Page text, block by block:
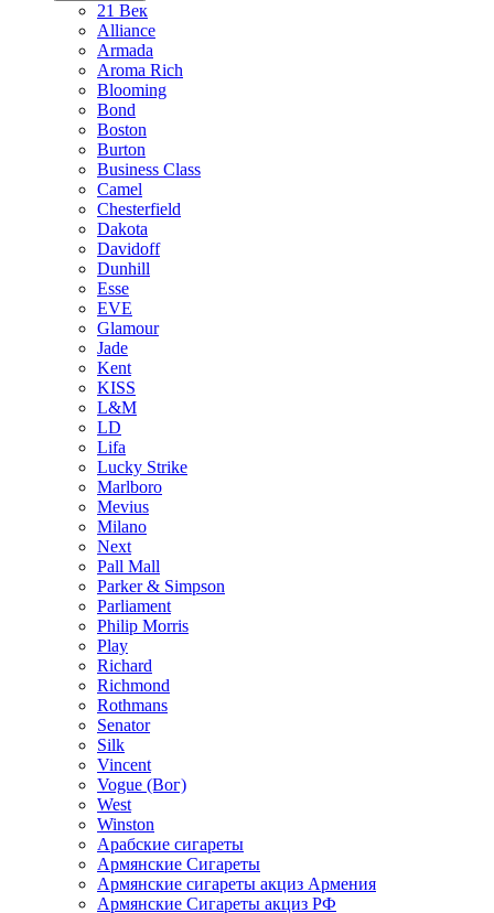
21 Век
Alliance
Armada
Aroma Rich
Blooming
Bond
Boston
Burton
Business Class
Camel
Chesterfield
Dakota
Davidoff
Dunhill
Esse
EVE
Glamour
Jade
Kent
KISS
L&M
LD
Lifa
Lucky Strike
Marlboro
Mevius
Milano
Next
Pall Mall
Parker & Simpson
Parliament
Philip Morris
Play
Richard
Richmond
Rothmans
Senator
Silk
Vincent
Vogue (Вог)
West
Winston
Арабские сигареты
Армянские Сигареты
Армянские сигареты акциз Армения
Армянские Сигареты акциз РФ